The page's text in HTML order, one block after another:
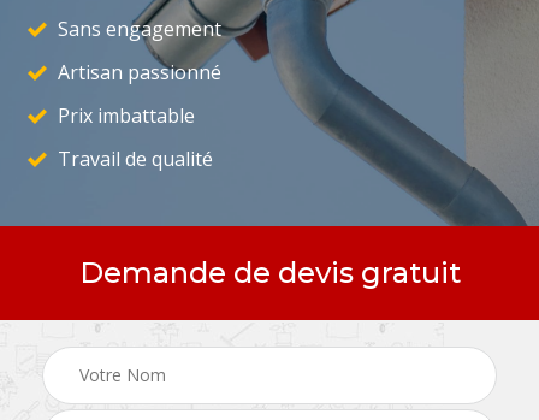
Sans engagement
Artisan passionné
Prix imbattable
Travail de qualité
Demande de devis gratuit